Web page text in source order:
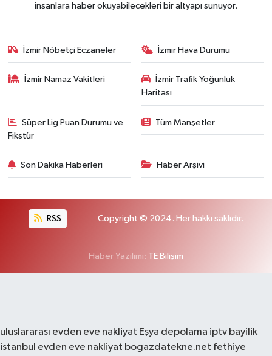
insanlara haber okuyabilecekleri bir altyapı sunuyor.
İzmir Nöbetçi Eczaneler İzmir Hava Durumu
İzmir Namaz Vakitleri
İzmir Trafik Yoğunluk
Haritası
Süper Lig Puan Durumu ve
Fikstür
Tüm Manşetler
Son Dakika Haberleri Haber Arşivi
RSS Copyright © 2024. Her hakkı saklıdır.
Haber Yazılımı: TE Bilişim
uluslararası evden eve nakliyat Eşya depolama iptv bayilik
istanbul evden eve nakliyat bogazdatekne.net fethiye